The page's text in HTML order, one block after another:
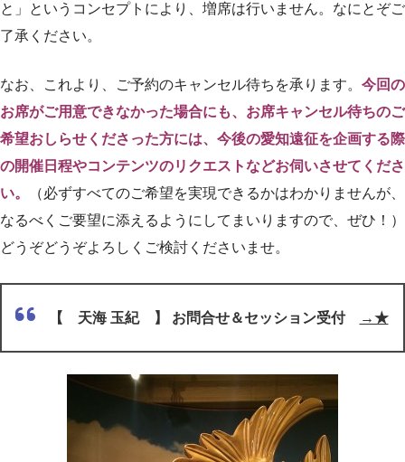
と」というコンセプトにより、増席は行いません。なにとぞご
了承ください。
なお、これより、ご予約のキャンセル待ちを承ります。 今回の
お席がご用意できなかった場合にも、お席キャンセル待ちのご
希望おしらせくださった方には、今後の愛知遠征を企画する際
の開催日程やコンテンツのリクエストなどお伺いさせてくださ
い。
（必ずすべてのご希望を実現できるかはわかりませんが、
なるべくご要望に添えるようにしてまいりますので、ぜひ！）
どうぞどうぞよろしくご検討くださいませ。
【 天海 玉紀 】 お問合せ＆セッション受付 →★